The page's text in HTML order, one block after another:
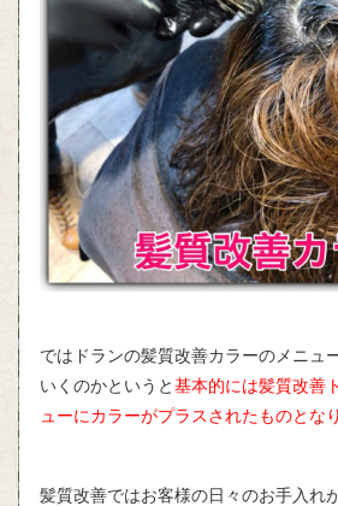
ではドランの髪質改善カラーのメニュ
いくのかというと 基本的には髪質改善
ューにカラーがプラスされたものとな
髪質改善ではお客様の日々のお手入れ